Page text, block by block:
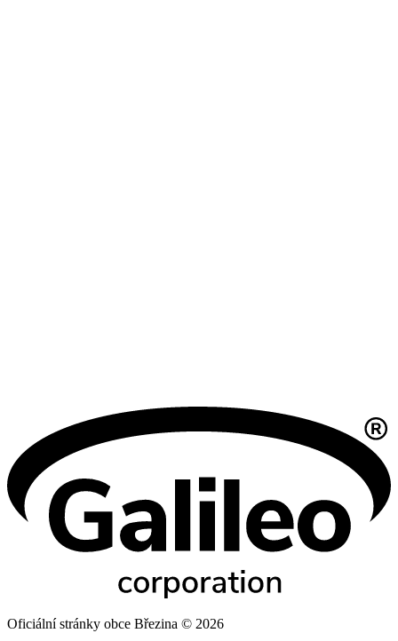
Oficiální stránky obce Březina © 2026